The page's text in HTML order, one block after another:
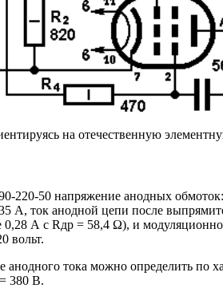
на отечественную
50 напряжение анодных
А, ток анодной цепи после
А с Rдр = 58,4 Ω), и
вольт.
тока можно определить по
380 В.